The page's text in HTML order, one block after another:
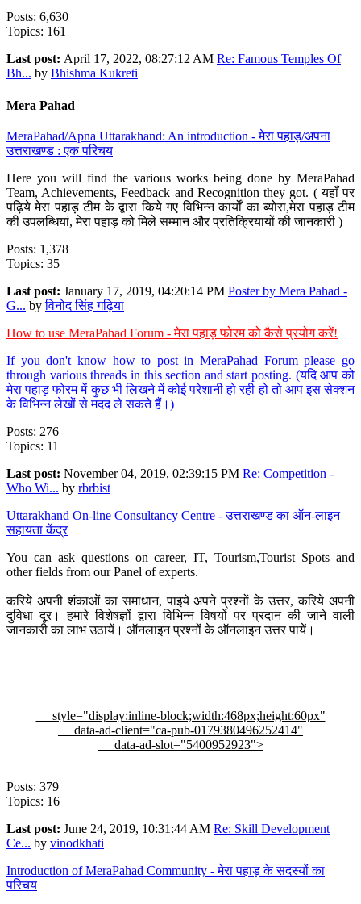
Posts: 6,630
Topics: 161
Last post: April 17, 2022, 08:27:12 AM Re: Famous Temples Of
Bh... by Bhishma Kukreti
Mera Pahad
MeraPahad/Apna Uttarakhand: An introduction - मेरा पहाड़/अपना
उत्तराखण्ड : एक परिचय
Here you will find the various works being done by MeraPahad
Team, Achievements, Feedback and Recognition they got. ( यहाँ पर
पढ़िये मेरा पहाड़ टीम के द्वारा किये गए विभिन्न कार्यों का ब्योरा,मेरा पहाड़ टीम
की उपलब्धियां, मेरा पहाड़ को मिले सम्मान और प्रतिक्रियायों की जानकारी )
Posts: 1,378
Topics: 35
Last post: January 17, 2019, 04:20:14 PM Poster by Mera Pahad -
G... byविनोद सिंह गढ़िया
How to use MeraPahad Forum - मेरा पहाड़ फोरम को कैसे प्रयोग करें!
If you don't know how to post in MeraPahad Forum please go
through various threads in this section and start posting. (यदि आप को
मेरा पहाड़ फोरम में कुछ भी लिखने में कोई परेशानी हो रही हो तो आप इस सेक्शन
के विभिन्न लेखों से मदद ले सकते हैं।)
Posts: 276
Topics: 11
Last post: November 04, 2019, 02:39:15 PM Re: Competition -
Who Wi... by rbrbist
Uttarakhand On-line Consultancy Centre - उत्तराखण्ड का ऑन-लाइन
सहायता केंद्र
You can ask questions on career, IT, Tourism,Tourist Spots and
other fields from our Panel of experts.
करिये अपनी शंकाओं का समाधान, पाइये अपने प्रश्नों के उत्तर, करिये अपनी
दुविधा दूर। हमारे विशेषज्ञों द्वारा विभिन्न विषयों पर प्रदान की जाने वाली
जानकारी का लाभ उठायें। ऑनलाइन प्रश्नों के ऑनलाइन उत्तर पायें।
style="display:inline-block;width:468px;height:60px"
data-ad-client="ca-pub-0179380496252414"
data-ad-slot="5400952923">
Posts: 379
Topics: 16
Last post: June 24, 2019, 10:31:44 AM Re: Skill Development
Ce... by vinodkhati
Introduction of MeraPahad Community - मेरा पहाड़ के सदस्यों का
परिचय